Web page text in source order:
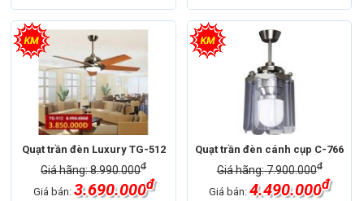
Quạt trần đèn Luxury TG-512
Giá hãng: 8.990.000đ
Giá bán: 3.690.000đ
Quạt trần đèn cánh cụp C-766
Giá hãng: 7.900.000đ
Giá bán:4.490.000đ